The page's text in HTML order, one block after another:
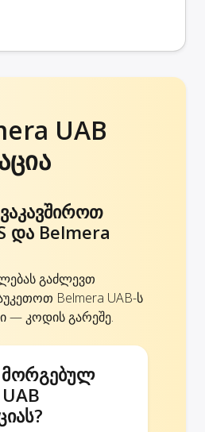
UAB
და Belmera
გაძლევთ
Belmera UAB-ს
— კოდის გარეშე.
მორგებულ